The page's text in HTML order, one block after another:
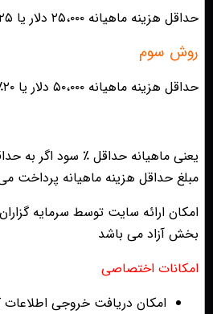
حداقل هزینه ماهیانه ۲۵،۰۰۰ دلار یا ۲۵٪ از سود می باشد
روش سوم
حداقل هزینه ماهیانه ۵۰،۰۰۰ دلار یا ۲۰٪ از سود می باشد
یعنی ماهیانه حداقل ٪ سود اگر به
مبلغ حداقل هزینه ماهیانه پرداخت
امکان ارائه سایت توسط سرمایه
بخش آزاد می باشد
امکانات اختصاصی
امکان دریافت خروجی اطلاعات